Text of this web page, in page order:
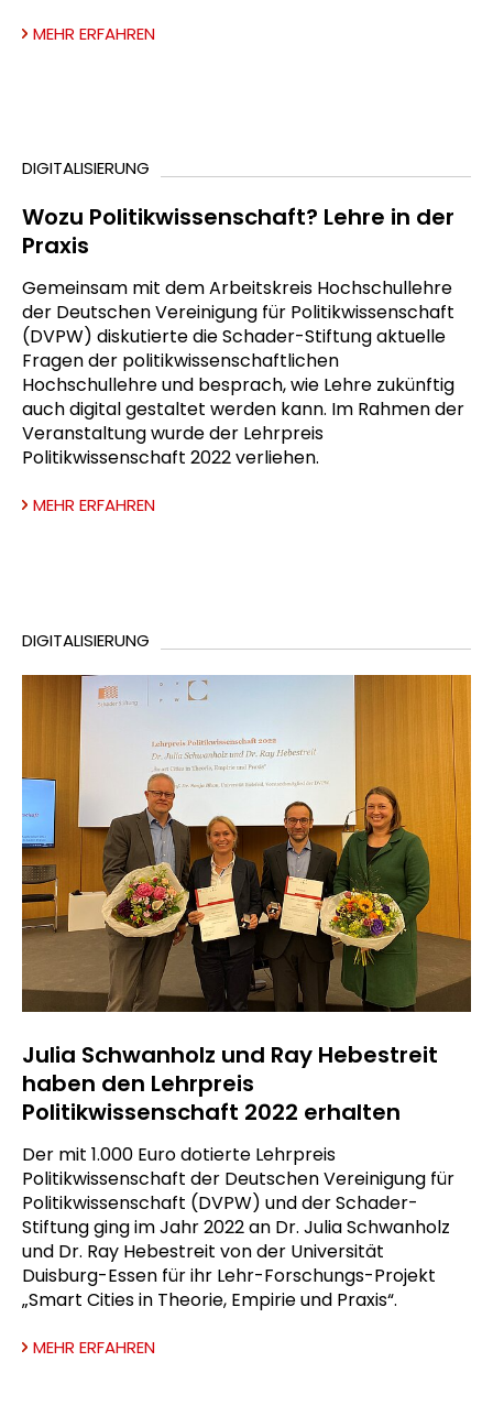
MEHR ERFAHREN
DIGITALISIERUNG
Wozu Politikwissenschaft? Lehre in der
Praxis
Gemeinsam mit dem Arbeitskreis Hochschullehre
der Deutschen Vereinigung für Politikwissenschaft
(DVPW) diskutierte die Schader-Stiftung aktuelle
Fragen der politikwissenschaftlichen
Hochschullehre und besprach, wie Lehre zukünftig
auch digital gestaltet werden kann. Im Rahmen der
Veranstaltung wurde der Lehrpreis
Politikwissenschaft 2022 verliehen.
MEHR ERFAHREN
DIGITALISIERUNG
Julia Schwanholz und Ray Hebestreit
haben den Lehrpreis
Politikwissenschaft 2022 erhalten
Der mit 1.000 Euro dotierte Lehrpreis
Politikwissenschaft der Deutschen Vereinigung für
Politikwissenschaft (DVPW) und der Schader-
Stiftung ging im Jahr 2022 an Dr. Julia Schwanholz
und Dr. Ray Hebestreit von der Universität
Duisburg-Essen für ihr Lehr-Forschungs-Projekt
„Smart Cities in Theorie, Empirie und Praxis“.
MEHR ERFAHREN